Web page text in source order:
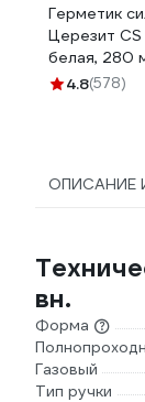
Герметик
Церезит
белая, 280
4.8(578)
ОПИСАНИЕ
вн.
Форма
Газовый
Тип ручки